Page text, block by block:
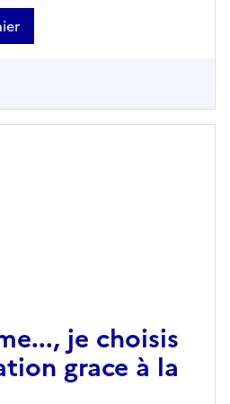
je choisis
grace à la